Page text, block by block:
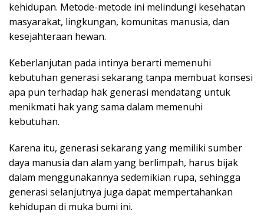
kehidupan. Metode-metode ini melindungi kesehatan
masyarakat, lingkungan, komunitas manusia, dan
kesejahteraan hewan.
Keberlanjutan pada intinya berarti memenuhi
kebutuhan generasi sekarang tanpa membuat konsesi
apa pun terhadap hak generasi mendatang untuk
menikmati hak yang sama dalam memenuhi
kebutuhan.
Karena itu, generasi sekarang yang memiliki sumber
daya manusia dan alam yang berlimpah, harus bijak
dalam menggunakannya sedemikian rupa, sehingga
generasi selanjutnya juga dapat mempertahankan
kehidupan di muka bumi ini.